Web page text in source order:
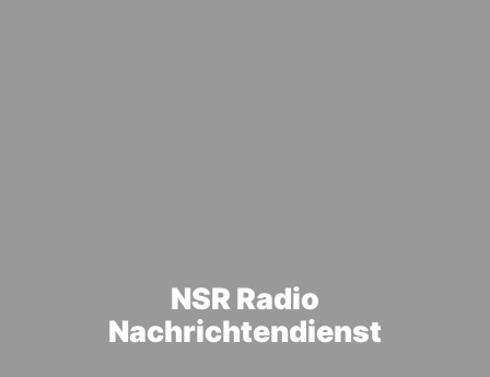
NSR Radio
Nachrichtendienst